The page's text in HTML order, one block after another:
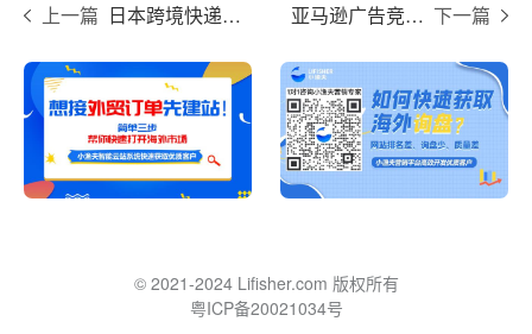
上一篇 日本跨境快递的优势有哪些？ 亚马逊广告竞价是什么意思？ 下一篇
© 2021-2024 Lifisher.com 版权所有
粤ICP备20021034号